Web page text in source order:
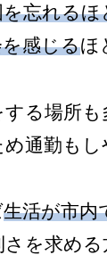
を忘れるほ
感じるほ
る場所も
め通勤も
生活が市内
さを求める